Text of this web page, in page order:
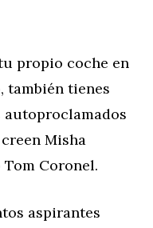
propio coche en
también tienes
Misha
Coronel.
aspirantes